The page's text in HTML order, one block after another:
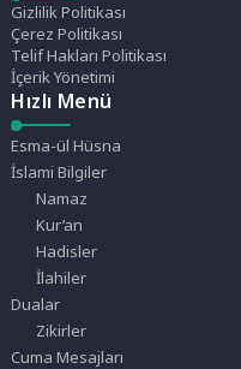
Gizlilik Politikası
Çerez Politikası
Telif Hakları Politikası
İçerik Yönetimi
Hızlı Menü
Esma-ül Hüsna
İslami Bilgiler
Namaz
Kur’an
Hadisler
İlahiler
Dualar
Zikirler
Cuma Mesajları